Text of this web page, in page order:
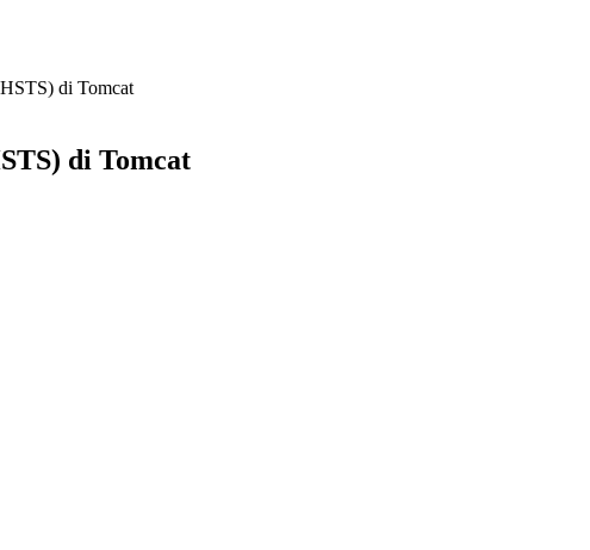
di Tomcat
di Tomcat